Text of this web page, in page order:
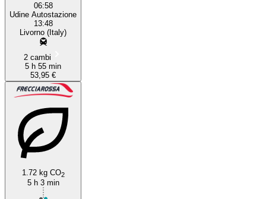
06:58
Udine Autostazione
13:48
Livorno (Italy)
2 cambi
5 h 55 min
53,95 €
1.72 kg CO2
5 h 3 min